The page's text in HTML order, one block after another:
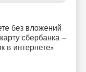
без вложений
сбербанка –
в интернете»